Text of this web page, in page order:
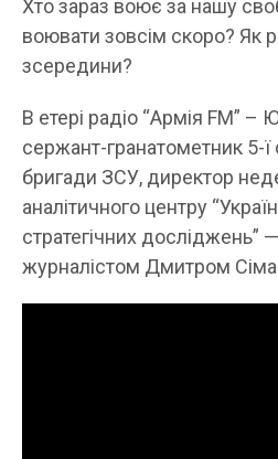
Хто зараз воює за нашу
воювати зовсім скоро? Як
зсередини?
В етері радіо “Армія FM” –
сержант-гранатометник 5-
бригади ЗСУ, директор
аналітичного центру
стратегічних досліджень”
журналістом Дмитром